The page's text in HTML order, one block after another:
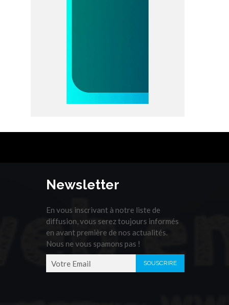
Newsletter
En vous inscrivant à notre liste de
diffusion, vous serez toujours informés
en avant première de nos actualités.
Nous ne vous spamons pas !